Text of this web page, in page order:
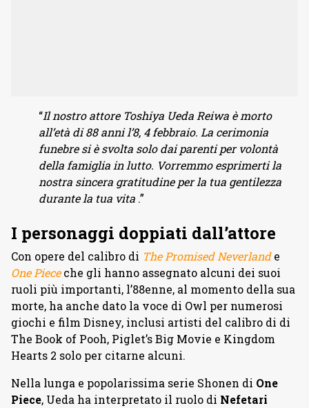
“Il nostro attore Toshiya Ueda Reiwa è morto
all’età di 88 anni l’8, 4 febbraio. La cerimonia
funebre si è svolta solo dai parenti per volontà
della famiglia in lutto. Vorremmo esprimerti la
nostra sincera gratitudine per la tua gentilezza
durante la tua vita .”
I personaggi doppiati dall’attore
Con opere del calibro di The Promised Neverlande
One Pieceche gli hanno assegnato alcuni dei suoi
ruoli più importanti, l’88enne, al momento della sua
morte, ha anche dato la voce di Owl per numerosi
giochi e film Disney, inclusi artisti del calibro di di
The Book of Pooh, Piglet’s Big Movie e Kingdom
Hearts 2 solo per citarne alcuni.
Nella lunga e popolarissima serie Shonen di One
Piece, Ueda ha interpretato il ruolo di Nefetari